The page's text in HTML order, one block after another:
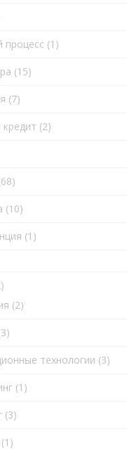
процесс (1)
(15)
(7)
(2)
(10)
(1)
(2)
технологии (3)
(1)
(3)
(1)